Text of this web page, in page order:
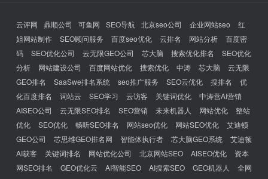
云评网 鼎顺公司 可鱼网 SEO导航 北京seo公司 企业网站seo
红
姐网站制作
SEO顾问服务 百度seo优化 云排名 网站分析
百度密
码
SEO优化公司 云无限GEO公司 芯大脑 搜索优化排名
SEO优化
分析
网站建设公司 百度网站优化 搜索优化 中涛 芯大脑
云无限
GEO排名
SaaSwe排名系统 seo推广服务 SEO云优化 搜排名
优
化百度排名
词站云 SEO学习 云访客 关键词优化
中涛营AI营销
AISEO公司
云无限SEO排名 SEO营销 未来机器人 网站优化
整站
优化
SEO优化 畅听SEO排名 网站seo优化 网站SEO优化
艾迪顿
GEO公司
芯思维GEO排名网 智能体执行者 芯大脑GEO系统
艾迪顿
AI获客
关键词排名 网站优化公司 北京网站SEO AISEO优化
资本
网SEO排名
GEO优化云 AI智能SEO AI搜索SEO GEO机器人
全网